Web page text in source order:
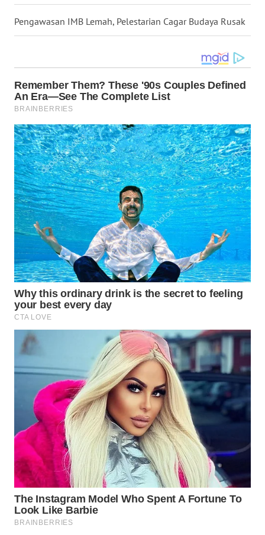
Pengawasan IMB Lemah, Pelestarian Cagar Budaya Rusak
WN
SULUT
WN
MALUKU
WN
MALUT
WN
DAIRI
WN
DANAU
TOBA
WN
NIAS
WN
LANGKAT
WN
TAPANULI
SELATAN
WN
TANJUNG
LESUNG
WN
KARO
WN
SIMALUNGUN